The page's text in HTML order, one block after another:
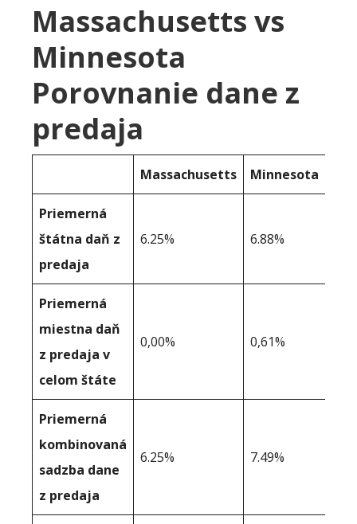
Massachusetts vs
Minnesota
Porovnanie dane z
predaja
Massachusetts Minnesota
Priemerná
štátna daň z
predaja
6.25% 6.88%
Priemerná
miestna daň
z predaja v
celom štáte
0,00% 0,61%
Priemerná
kombinovaná
sadzba dane
z predaja
6.25% 7.49%